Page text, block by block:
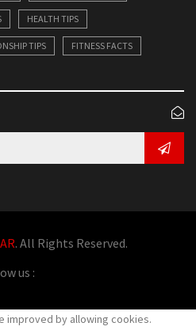
HEALTH TIPS
TIPS FITNESS FACTS
. All Rights Reserved.
us :
improved by allowing cookies.